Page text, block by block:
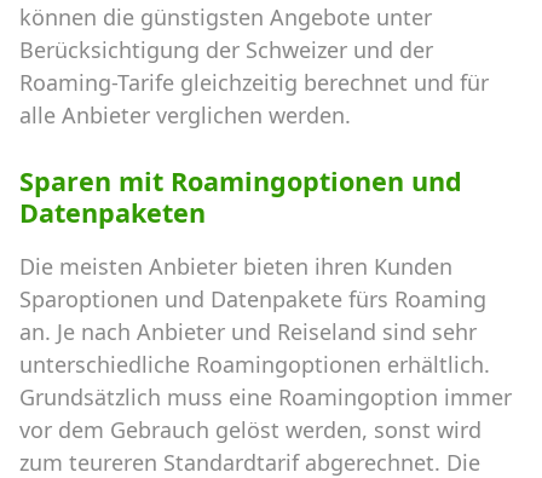
können die günstigsten Angebote unter
Berücksichtigung der Schweizer und der
Roaming-Tarife gleichzeitig berechnet und für
alle Anbieter verglichen werden.
Sparen mit Roamingoptionen und
Datenpaketen
Die meisten Anbieter bieten ihren Kunden
Sparoptionen und Datenpakete fürs Roaming
an. Je nach Anbieter und Reiseland sind sehr
unterschiedliche Roamingoptionen erhältlich.
Grundsätzlich muss eine Roamingoption immer
vor dem Gebrauch gelöst werden, sonst wird
zum teureren Standardtarif abgerechnet. Die